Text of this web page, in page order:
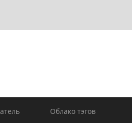
Облако тэгов